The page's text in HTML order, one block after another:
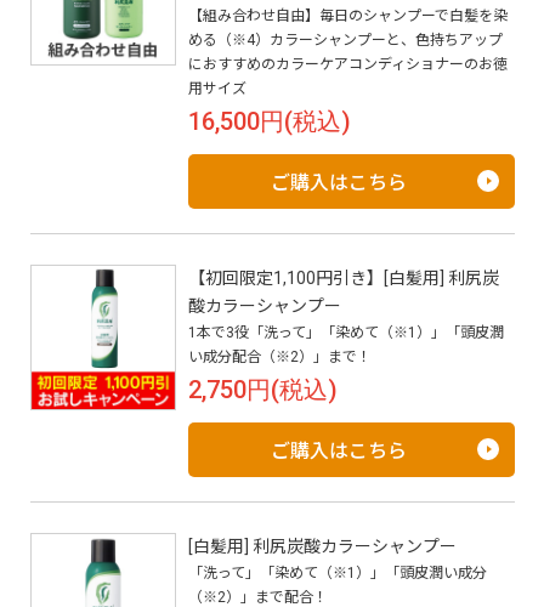
【組み合わせ自由】毎日のシャンプーで白髪を染
める（※4）カラーシャンプーと、色持ちアップ
におすすめのカラーケアコンディショナーのお徳
用サイズ
16,500円(税込)
ご購入はこちら
【初回限定1,100円引き】[白髪用] 利尻炭
酸カラーシャンプー
1本で3役「洗って」「染めて（※1）」「頭皮潤
い成分配合（※2）」まで！
2,750円(税込)
ご購入はこちら
[白髪用] 利尻炭酸カラーシャンプー
「洗って」「染めて（※1）」「頭皮潤い成分
（※2）」まで配合！